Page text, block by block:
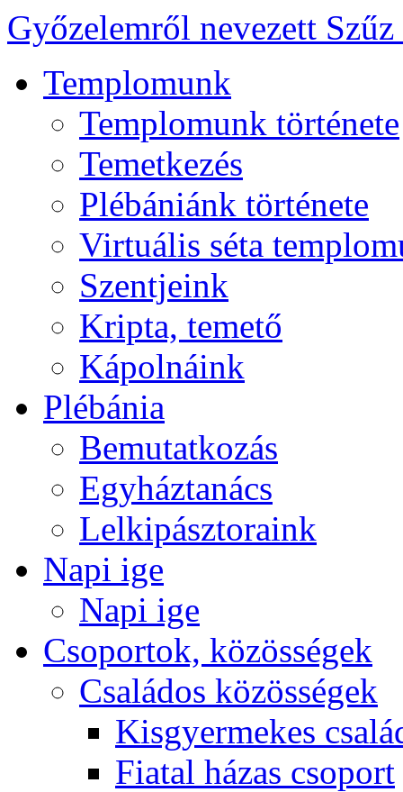
Győzelemről nevezett
Templomunk
Templomunk története
Temetkezés
Plébániánk története
Virtuális séta
Szentjeink
Kripta, temető
Kápolnáink
Plébánia
Bemutatkozás
Egyháztanács
Lelkipásztoraink
Napi ige
Napi ige
Csoportok, közösségek
Családos közösségek
Kisgyermekes
Fiatal házas csoport